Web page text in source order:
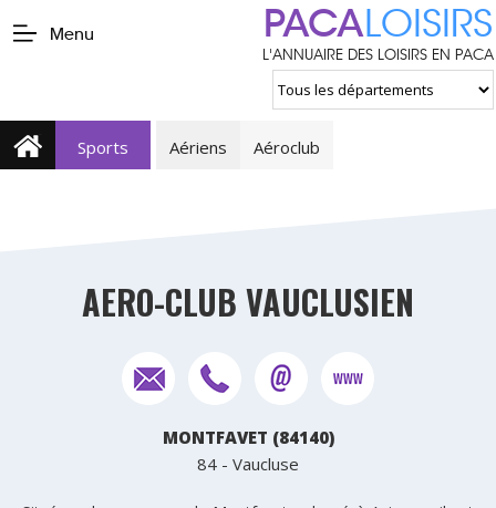
Menu PACALOISIRS
L'ANNUAIRE DES LOISIRS EN PACA
Sports Aériens Aéroclub
AERO-CLUB VAUCLUSIEN
MONTFAVET (84140)
84 - Vaucluse